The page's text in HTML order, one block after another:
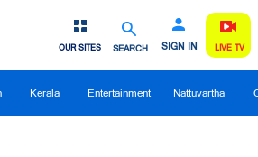
SEARCH SIGN IN
OUR SITES LIVE TV
Kerala Entertainment Nattuvartha